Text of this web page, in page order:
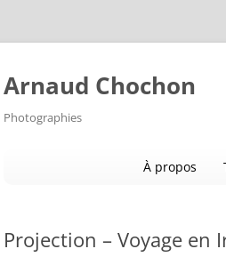
Aller
Arnaud Chochon
Photographies
À propos
Projection – Voyage en